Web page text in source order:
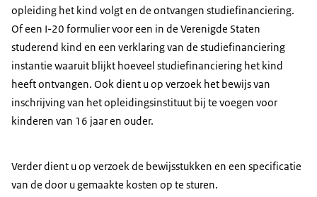
opleiding het kind volgt en de ontvangen studiefinanciering.
Of een I-20 formulier voor een in de Verenigde Staten
studerend kind en een verklaring van de studiefinanciering
instantie waaruit blijkt hoeveel studiefinanciering het kind
heeft ontvangen. Ook dient u op verzoek het bewijs van
inschrijving van het opleidingsinstituut bij te voegen voor
kinderen van 16 jaar en ouder.
Verder dient u op verzoek de bewijsstukken en een specificatie
van de door u gemaakte kosten op te sturen.